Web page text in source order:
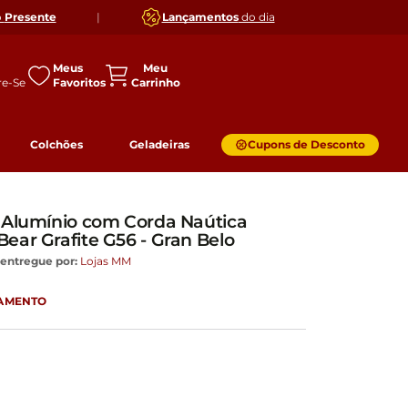
Presente | Lançamentosdo dia
Meus
Favoritos
Colchões Geladeiras Cupons de Desconto
com Corda Naútica
Grafite G56 - Gran Belo
por: Lojas MM